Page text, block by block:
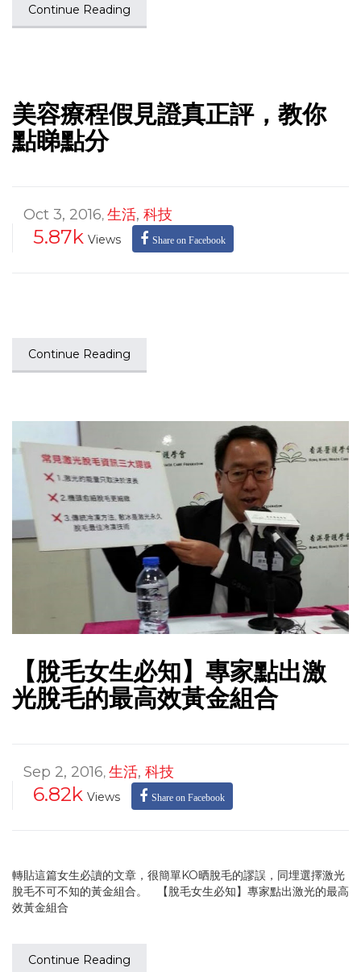
Continue Reading
美容療程假見證真正評，教你
點睇點分
Oct 3, 2016, 生活, 科技
5.87k Views Share on Facebook
Continue Reading
【脫毛女生必知】專家點出激
光脫毛的最高效黃金組合
Sep 2, 2016, 生活, 科技
6.82k Views Share on Facebook
轉貼這篇女生必讀的文章，很簡單KO晒脫毛的謬誤，同埋選擇激光
脫毛不可不知的黃金組合。 【脫毛女生必知】專家點出激光的最高
效黃金組合
Continue Reading